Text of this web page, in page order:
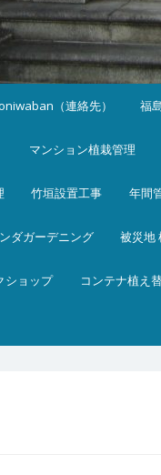
（連絡先） 福
マンション植栽管理
竹垣設置工事 年間
ダガーデニング 被災地
ショップ コンテナ植え